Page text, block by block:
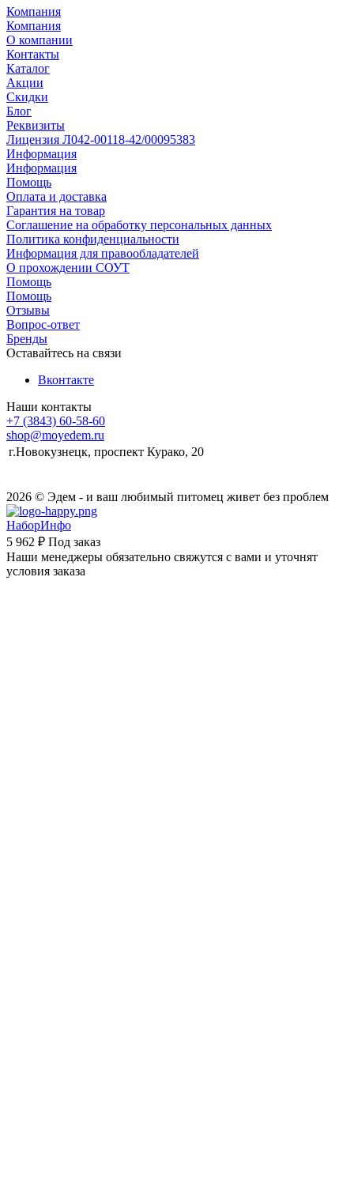
Компания
Компания
О компании
Контакты
Каталог
Акции
Скидки
Блог
Реквизиты
Лицензия Л042-00118-42/00095383
Информация
Информация
Помощь
Оплата и доставка
Гарантия на товар
Соглашение на обработку персональных данных
Политика конфиденциальности
Информация для правообладателей
О прохождении СОУТ
Помощь
Помощь
Отзывы
Вопрос-ответ
Бренды
Оставайтесь на связи
Вконтакте
Наши контакты
+7 (3843) 60-58-60
shop@moyedem.ru
г.Новокузнецк, проспект Курако, 20
2026 © Эдем - и ваш любимый питомец живет без проблем
НаборИнфо
5 962 ₽ Под заказ
Наши менеджеры обязательно свяжутся с вами и уточнят
условия заказа